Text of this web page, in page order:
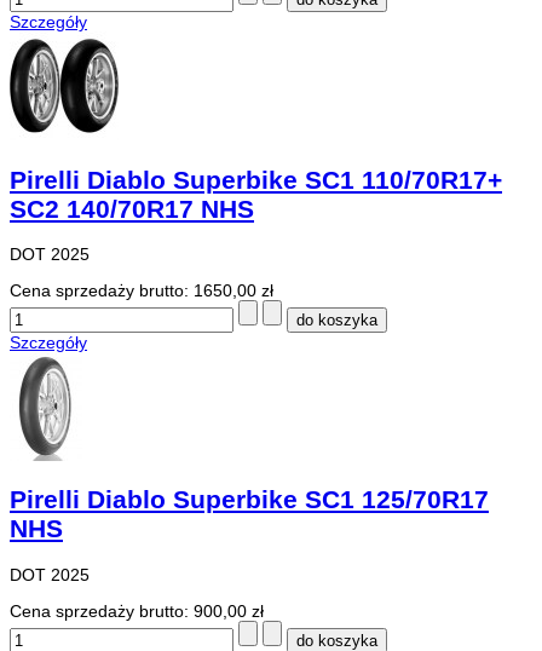
Szczegóły
Pirelli Diablo Superbike SC1 110/70R17+
SC2 140/70R17 NHS
DOT 2025
Cena sprzedaży brutto: 1650,00 zł
Szczegóły
Pirelli Diablo Superbike SC1 125/70R17
NHS
DOT 2025
Cena sprzedaży brutto: 900,00 zł